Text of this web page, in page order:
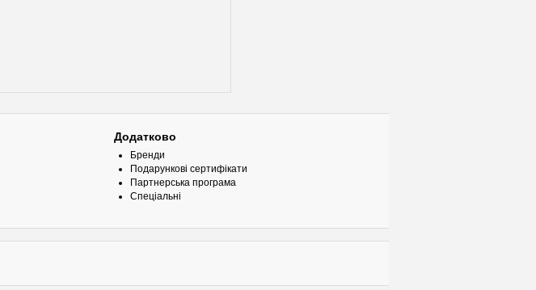
Додатково
Бренди
Подарункові сертифікати
Партнерська програма
Спеціальні